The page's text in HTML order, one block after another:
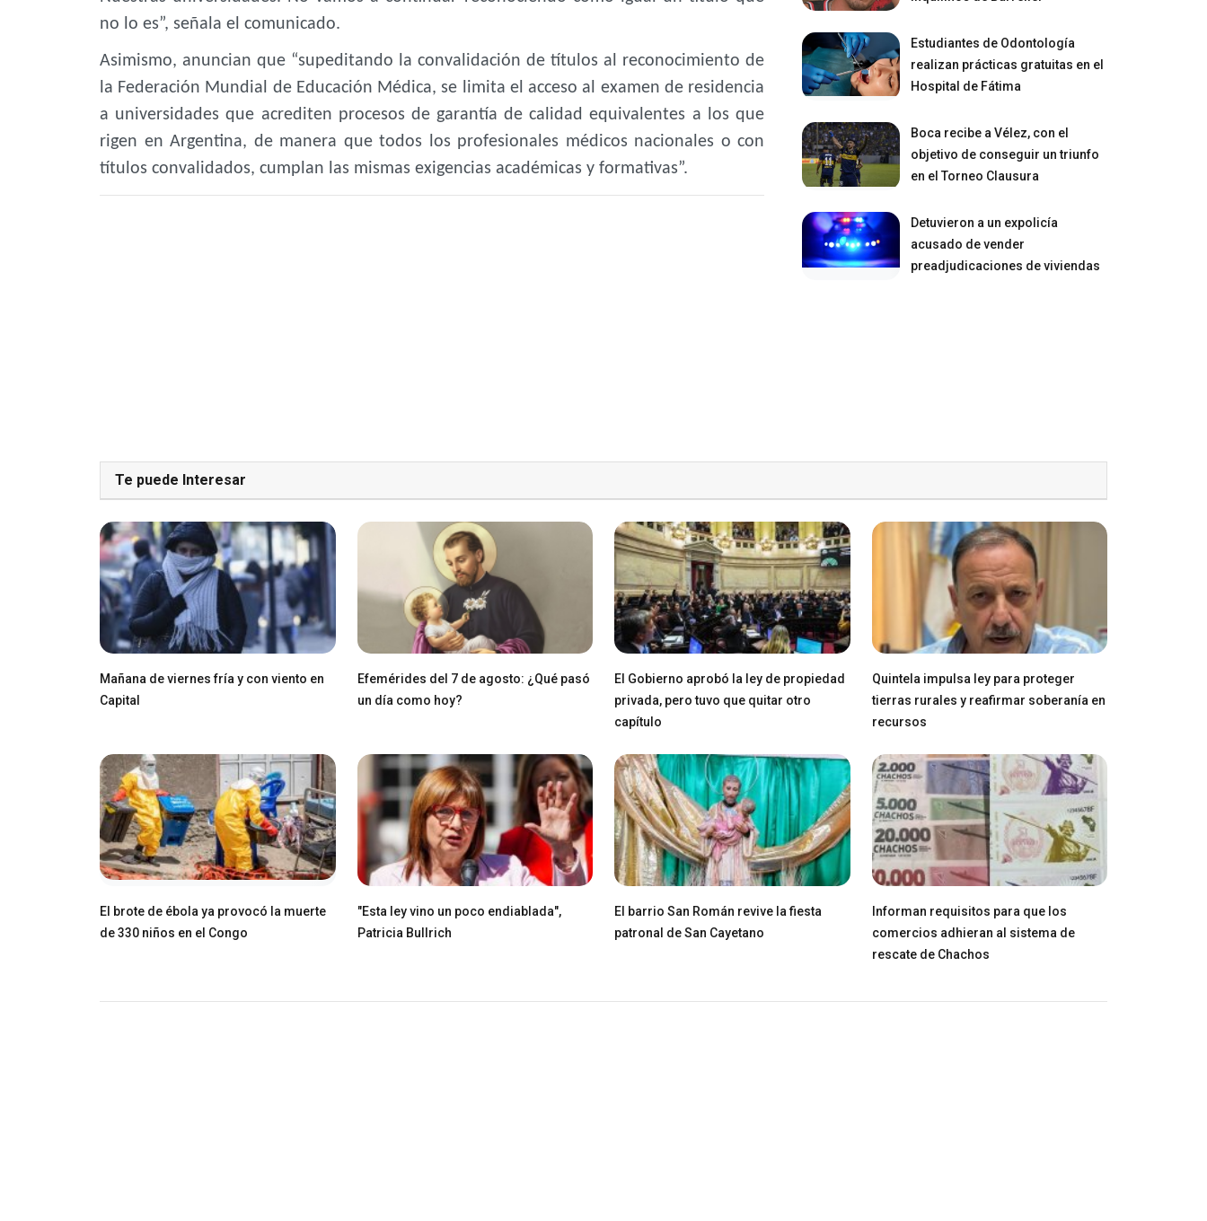
no lo es”, señala el comunicado.
Asimismo, anuncian que “supeditando la convalidación de títulos al reconocimiento de
la Federación Mundial de Educación Médica, se limita el acceso al examen de residencia
a universidades que acrediten procesos de garantía de calidad equivalentes a los que
rigen en Argentina, de manera que todos los profesionales médicos nacionales o con
títulos convalidados, cumplan las mismas exigencias académicas y formativas”.
Estudiantes de Odontología
realizan prácticas gratuitas en el
Hospital de Fátima
Boca recibe a Vélez, con el
objetivo de conseguir un triunfo
en el Torneo Clausura
Detuvieron a un expolicía
acusado de vender
preadjudicaciones de viviendas
Te puede Interesar
Mañana de viernes fría y con viento en
Capital
Efemérides del 7 de agosto: ¿Qué pasó
un día como hoy?
El Gobierno aprobó la ley de propiedad
privada, pero tuvo que quitar otro
capítulo
Quintela impulsa ley para proteger
tierras rurales y reafirmar soberanía en
recursos
El brote de ébola ya provocó la muerte
de 330 niños en el Congo
"Esta ley vino un poco endiablada",
Patricia Bullrich
El barrio San Román revive la fiesta
patronal de San Cayetano
Informan requisitos para que los
comercios adhieran al sistema de
rescate de Chachos